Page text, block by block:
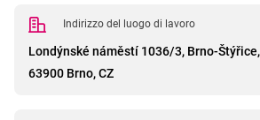
Indirizzo del luogo di lavoro
Londýnské náměstí 1036/3, Brno-Štýřice,
63900 Brno, CZ